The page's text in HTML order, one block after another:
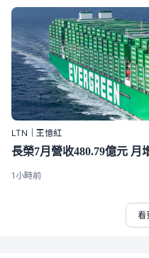
LTN｜王憶紅
長榮7月營收480.79億元 月
1小時前
看